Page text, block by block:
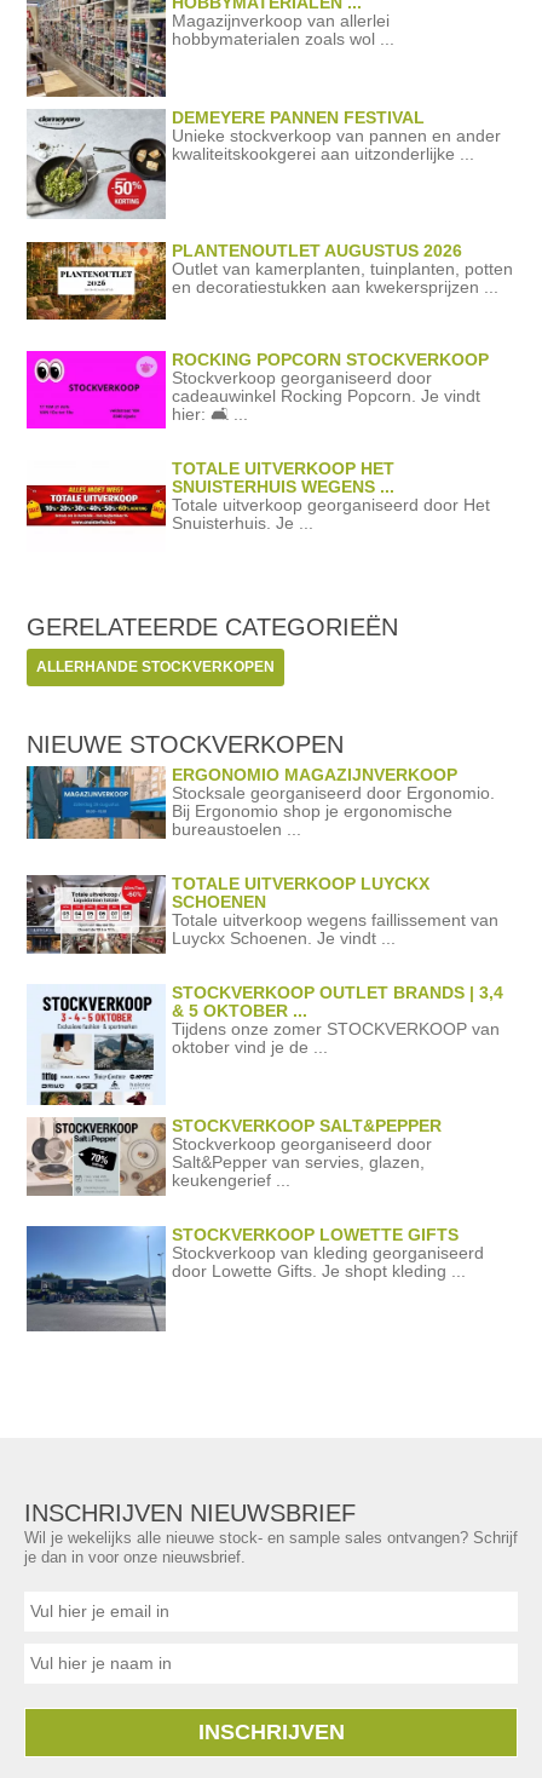
Magazijnverkoop van allerlei
hobbymaterialen zoals wol ...
DEMEYERE PANNEN FESTIVAL
Unieke stockverkoop van pannen en ander
kwaliteitskookgerei aan uitzonderlijke ...
PLANTENOUTLET AUGUSTUS 2026
Outlet van kamerplanten, tuinplanten, potten
en decoratiestukken aan kwekersprijzen ...
ROCKING POPCORN STOCKVERKOOP
Stockverkoop georganiseerd door
cadeauwinkel Rocking Popcorn. Je vindt
hier: 🛋️ ...
TOTALE UITVERKOOP HET
SNUISTERHUIS WEGENS ...
Totale uitverkoop georganiseerd door Het
Snuisterhuis. Je ...
GERELATEERDE CATEGORIEËN
ALLERHANDE STOCKVERKOPEN
NIEUWE STOCKVERKOPEN
ERGONOMIO MAGAZIJNVERKOOP
Stocksale georganiseerd door Ergonomio.
Bij Ergonomio shop je ergonomische
bureaustoelen ...
TOTALE UITVERKOOP LUYCKX
SCHOENEN
Totale uitverkoop wegens faillissement van
Luyckx Schoenen. Je vindt ...
STOCKVERKOOP OUTLET BRANDS | 3,4
& 5 OKTOBER ...
Tijdens onze zomer STOCKVERKOOP van
oktober vind je de ...
STOCKVERKOOP SALT&PEPPER
Stockverkoop georganiseerd door
Salt&Pepper van servies, glazen,
keukengerief ...
STOCKVERKOOP LOWETTE GIFTS
Stockverkoop van kleding georganiseerd
door Lowette Gifts. Je shopt kleding ...
INSCHRIJVEN NIEUWSBRIEF
Wil je wekelijks alle nieuwe stock- en sample sales ontvangen? Schrijf
je dan in voor onze nieuwsbrief.
INSCHRIJVEN